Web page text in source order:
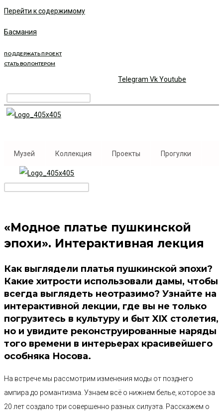
Перейти к содержимому
Басмания
ПОДДЕРЖАТЬ ПРОЕКТ
СТАТЬ ВОЛОНТЕРОМ
Telegram VkYoutube
Музей Коллекция Проекты Прогулки
«Модное платье пушкинской
эпохи». Интерактивная лекция
Как выглядели платья пушкинской эпохи?
Какие хитрости использовали дамы, чтобы
всегда выглядеть неотразимо? Узнайте на
интерактивной лекции, где вы не только
погрузитесь в культуру и быт XIX столетия,
но и увидите реконструированные наряды
того времени в интерьерах красивейшего
особняка Носова.
На встрече мы рассмотрим изменения моды от позднего
ампира до романтизма. Узнаем всё о нижнем белье, которое за
20 лет создало три совершенно разных силуэта. Расскажем о